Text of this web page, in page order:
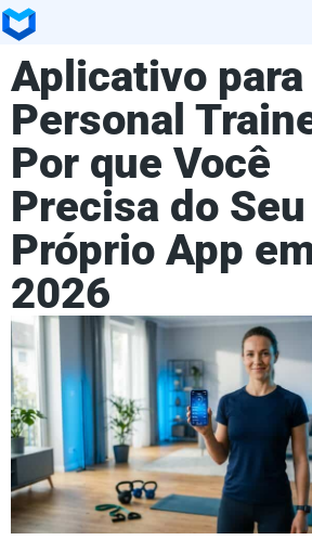
Aplicativo para
Personal
Por que Você
Precisa do Seu
Próprio App
2026